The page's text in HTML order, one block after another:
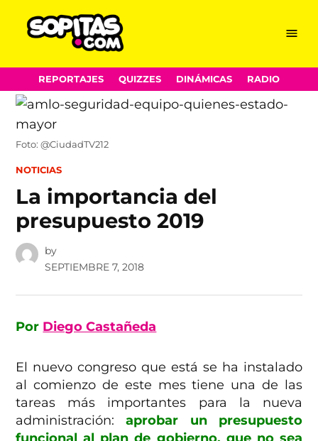
Skip
to
content
Menu
REPORTAJES QUIZZES DINÁMICAS RADIO
Foto: @CiudadTV212
POSTED
NOTICIAS
La importancia del
presupuesto 2019
by
SEPTIEMBRE 7, 2018
Por Diego Castañeda
El nuevo congreso que está se ha instalado
al comienzo de este mes tiene una de las
tareas más importantes para la nueva
administración:aprobar un presupuesto